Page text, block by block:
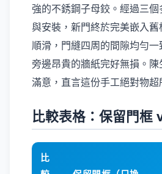
強的不銹鋼子母鉸。經過三
與安裝，新門終於完美嵌入
順滑，門縫四周的間隙均勻一
旁邊昂貴的牆紙完好無損。
滿意，直言這份手工絕對物超
比較表格：保留門框
比